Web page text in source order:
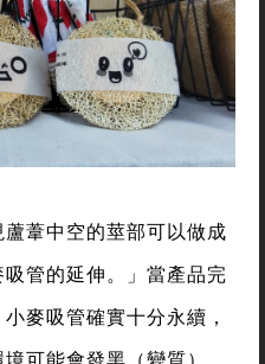
蘆葦中空的莖部可以做成
管的延伸。」當產品完
麥吸管確實十分永續，